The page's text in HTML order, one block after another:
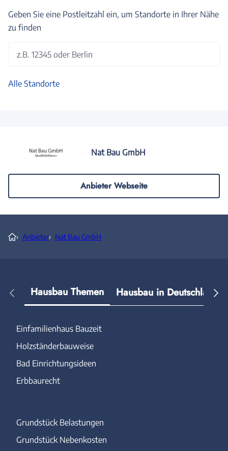
Geben Sie eine Postleitzahl ein, um Standorte in Ihrer Nähe
zu finden
z.B. 12345 oder Berlin
Alle Standorte
Nat Bau GmbH
Anbieter Webseite
› Anbieter› Nat Bau GmbH
Hausbau Themen Hausbau in Deutschland
Einfamilienhaus Bauzeit
Holzständerbauweise
Bad Einrichtungsideen
Erbbaurecht
Grundstück Belastungen
Grundstück Nebenkosten